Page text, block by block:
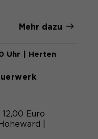
Mehr dazu
Uhr | Herten
12,00 Euro
|